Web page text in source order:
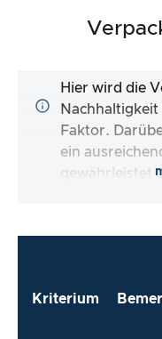
Hier wird die
Faktor.
ein
gewährleistet
direkt zu
Kriterium